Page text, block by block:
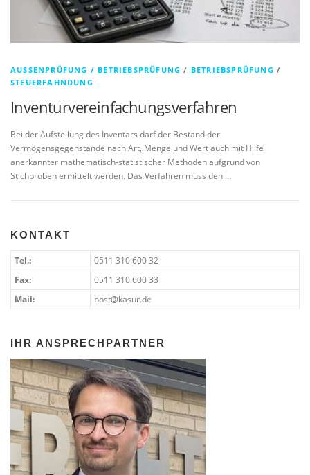
AUSSENPRÜFUNG / BETRIEBSPRÜFUNG / BETRIEBSPRÜFUNG /
STEUERFAHNDUNG
Inventurvereinfachungsverfahren
Bei der Aufstellung des Inventars darf der Bestand der
Vermögensgegenstände nach Art, Menge und Wert auch mit Hilfe
anerkannter mathematisch-statistischer Methoden aufgrund von
Stichproben ermittelt werden. Das Verfahren muss den …
KONTAKT
Tel.:
0511 310 600 32
Fax:
0511 310 600 33
Mail:
post@kasur.de
IHR ANSPRECHPARTNER